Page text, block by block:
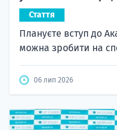
Стаття
Плануєте вступ до
можна зробити на
06 лип 2026